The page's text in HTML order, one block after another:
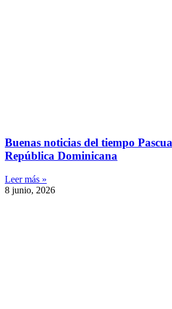
Buenas noticias del tiempo
República Dominicana
Leer más »
8 junio, 2026